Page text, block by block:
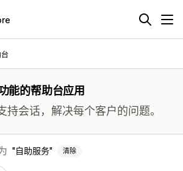
能的帮助台应用
持会话，解决每个客户的问题。
自助服务 清除